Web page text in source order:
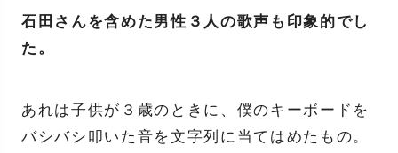
石田さんを含めた男性３人の歌声も印象的でし
た。
あれは子供が３歳のときに、僕のキーボードを
バシバシ叩いた音を文字列に当てはめたもの。